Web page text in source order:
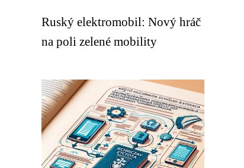
Ruský elektromobil: Nový hráč
na poli zelené mobility